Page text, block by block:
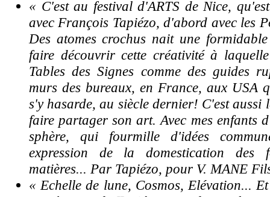
« C'est au festival d'ARTS de Nice,
avec François Tapiézo, d'abord avec les
Des atomes crochus nait une
faire découvrir cette créativité à
Tables des Signes comme des guides
murs des bureaux, en France, aux USA
s'y hasarde, au siècle dernier! C'est aussi
faire partager son art. Avec mes enfants
sphère, qui fourmille d'idées
expression de la domestication des
matières... Par Tapiézo, pour V. MANE
« Echelle de lune, Cosmos, Elévation...